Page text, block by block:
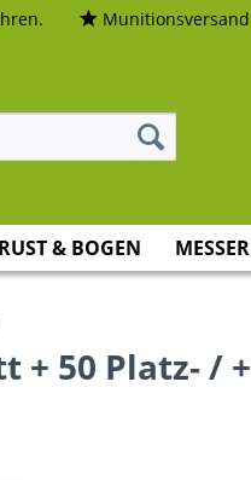
& BOGEN MESSER
+ 50 Platz- /